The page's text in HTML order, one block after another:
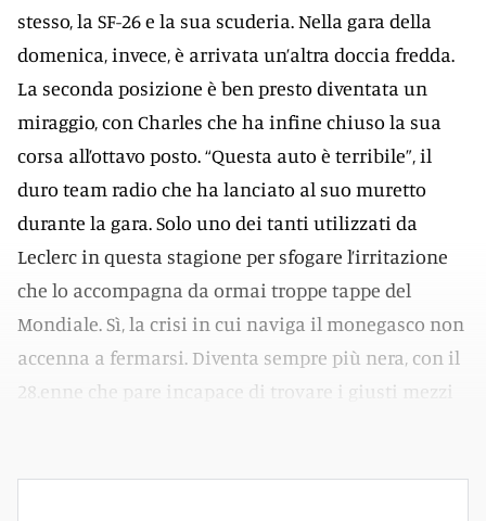
stesso, la SF-26 e la sua scuderia. Nella gara della
domenica, invece, è arrivata un’altra doccia fredda.
La seconda posizione è ben presto diventata un
miraggio, con Charles che ha infine chiuso la sua
corsa all’ottavo posto. “Questa auto è terribile”, il
duro team radio che ha lanciato al suo muretto
durante la gara. Solo uno dei tanti utilizzati da
Leclerc in questa stagione per sfogare l’irritazione
che lo accompagna da ormai troppe tappe del
Mondiale. Sì, la crisi in cui naviga il monegasco non
accenna a fermarsi. Diventa sempre più nera, con il
28.enne che pare incapace di trovare i giusti mezzi